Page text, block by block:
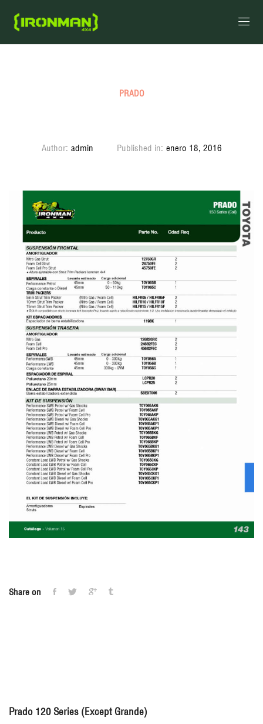
PRADO
Author: admin Published in: enero 18, 2016
Share on
Prado 120 Series (Except Grande)